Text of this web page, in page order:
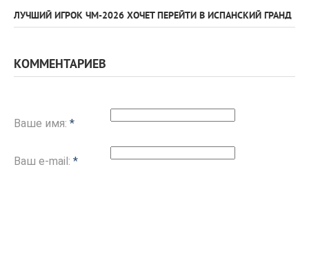
ЛУЧШИЙ ИГРОК ЧМ-2026 ХОЧЕТ ПЕРЕЙТИ В ИСПАНСКИЙ ГРАНД
КОММЕНТАРИЕВ
Ваше имя: *
Ваш e-mail: *